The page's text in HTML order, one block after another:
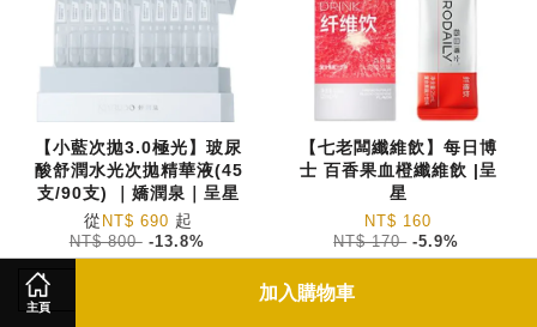
主頁
加入購物車
【小藍次拋3.0極光】玻尿
酸舒潤水光次拋精華液(45
支/90支) ｜嬌潤泉｜呈星
從 NT$ 690 起
NT$ 800 -13.8%
【七老闆纖維飲】每日博
士 百香果血橙纖維飲 |呈
星
NT$ 160
NT$ 170 -5.9%